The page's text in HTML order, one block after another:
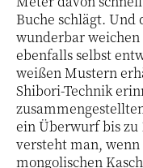
Buche schlägt. Und
wunderbar weichen
ebenfalls selbst
weißen Mustern
Shibori-Technik
ein Überwurf bis zu
versteht man,
mongolischen